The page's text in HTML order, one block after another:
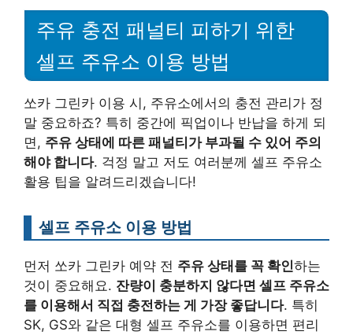
주유 충전 패널티 피하기 위한
셀프 주유소 이용 방법
쏘카 그린카 이용 시, 주유소에서의 충전 관리가 정
말 중요하죠? 특히 중간에 픽업이나 반납을 하게 되
면, 주유 상태에 따른 패널티가 부과될 수 있어 주의
해야 합니다. 걱정 말고 저도 여러분께 셀프 주유소
활용 팁을 알려드리겠습니다!
셀프 주유소 이용 방법
먼저 쏘카 그린카 예약 전 주유 상태를 꼭 확인하는
것이 중요해요. 잔량이 충분하지 않다면 셀프 주유소
를 이용해서 직접 충전하는 게 가장 좋답니다. 특히
SK, GS와 같은 대형 셀프 주유소를 이용하면 편리